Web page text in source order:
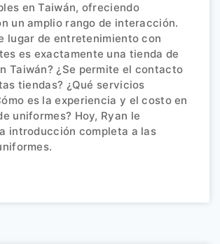
en Taiwán, ofreciendo
un amplio rango de interacción.
lugar de entretenimiento con
es exactamente una tienda de
Taiwán? ¿Se permite el contacto
tiendas? ¿Qué servicios
es la experiencia y el costo en
uniformes? Hoy, Ryan le
introducción completa a las